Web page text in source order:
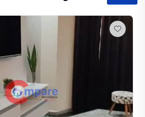
de ofertas para encontrar o
com seu estilo de vida.
forma totalmente online, com
Na Imobiliária Compare você
alugar um imóvel em Guarulhos
cidade e com a praticidade de
do seu computador ou
soluções inovadoras para
proprietários, inquilinos e